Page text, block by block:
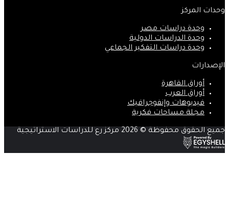
وحدات المركز
وحدة دراسات مصر
وحدة الدراسات الدولية
وحدة دراسات التفكير الجماعي
الإصدارات
أوراق القاهرة
أوراق العرب
فيديوهات وإنفوجرافيك
مجلة مساحات فكرية
جميع الحقوق محفوظة © 2026 مركز رع للدراسات الاستراتيجية